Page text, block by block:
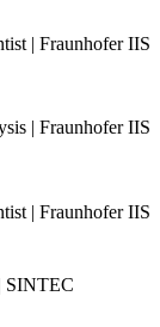
| Fraunhofer IIS
| Fraunhofer IIS
| Fraunhofer IIS
SINTEC